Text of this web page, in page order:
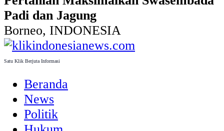
Padi dan Jagung
Borneo, INDONESIA
Satu Klik Berjuta Informasi
Beranda
News
Politik